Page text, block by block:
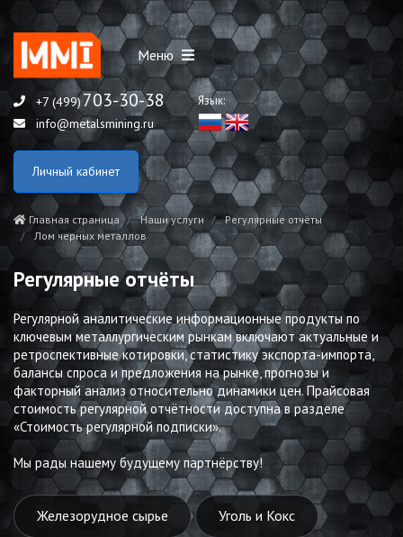
Меню
+7 (499)703-30-38
info@metalsmining.ru
Язык:
Личный кабинет
Главная страница Наши услуги
Регулярные отчёты
Лом черных металлов
Регулярные отчёты
Регулярной аналитические информационные продукты по
ключевым металлургическим рынкам включают актуальные и
ретроспективные котировки, статистику экспорта-импорта,
балансы спроса и предложения на рынке, прогнозы и
факторный анализ относительно динамики цен. Прайсовая
стоимость регулярной отчётности доступна в разделе
«Стоимость регулярной подписки».
Мы рады нашему будущему партнёрству!
Железорудное сырье Уголь и Кокс